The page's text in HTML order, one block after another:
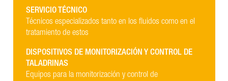
SERVICIO TÉCNICO
Técnicos especializados tanto en los fluidos como en el
tratamiento de estos
DISPOSITIVOS DE MONITORIZACIÓN Y CONTROL DE
TALADRINAS
Equipos para la monitorización y control de